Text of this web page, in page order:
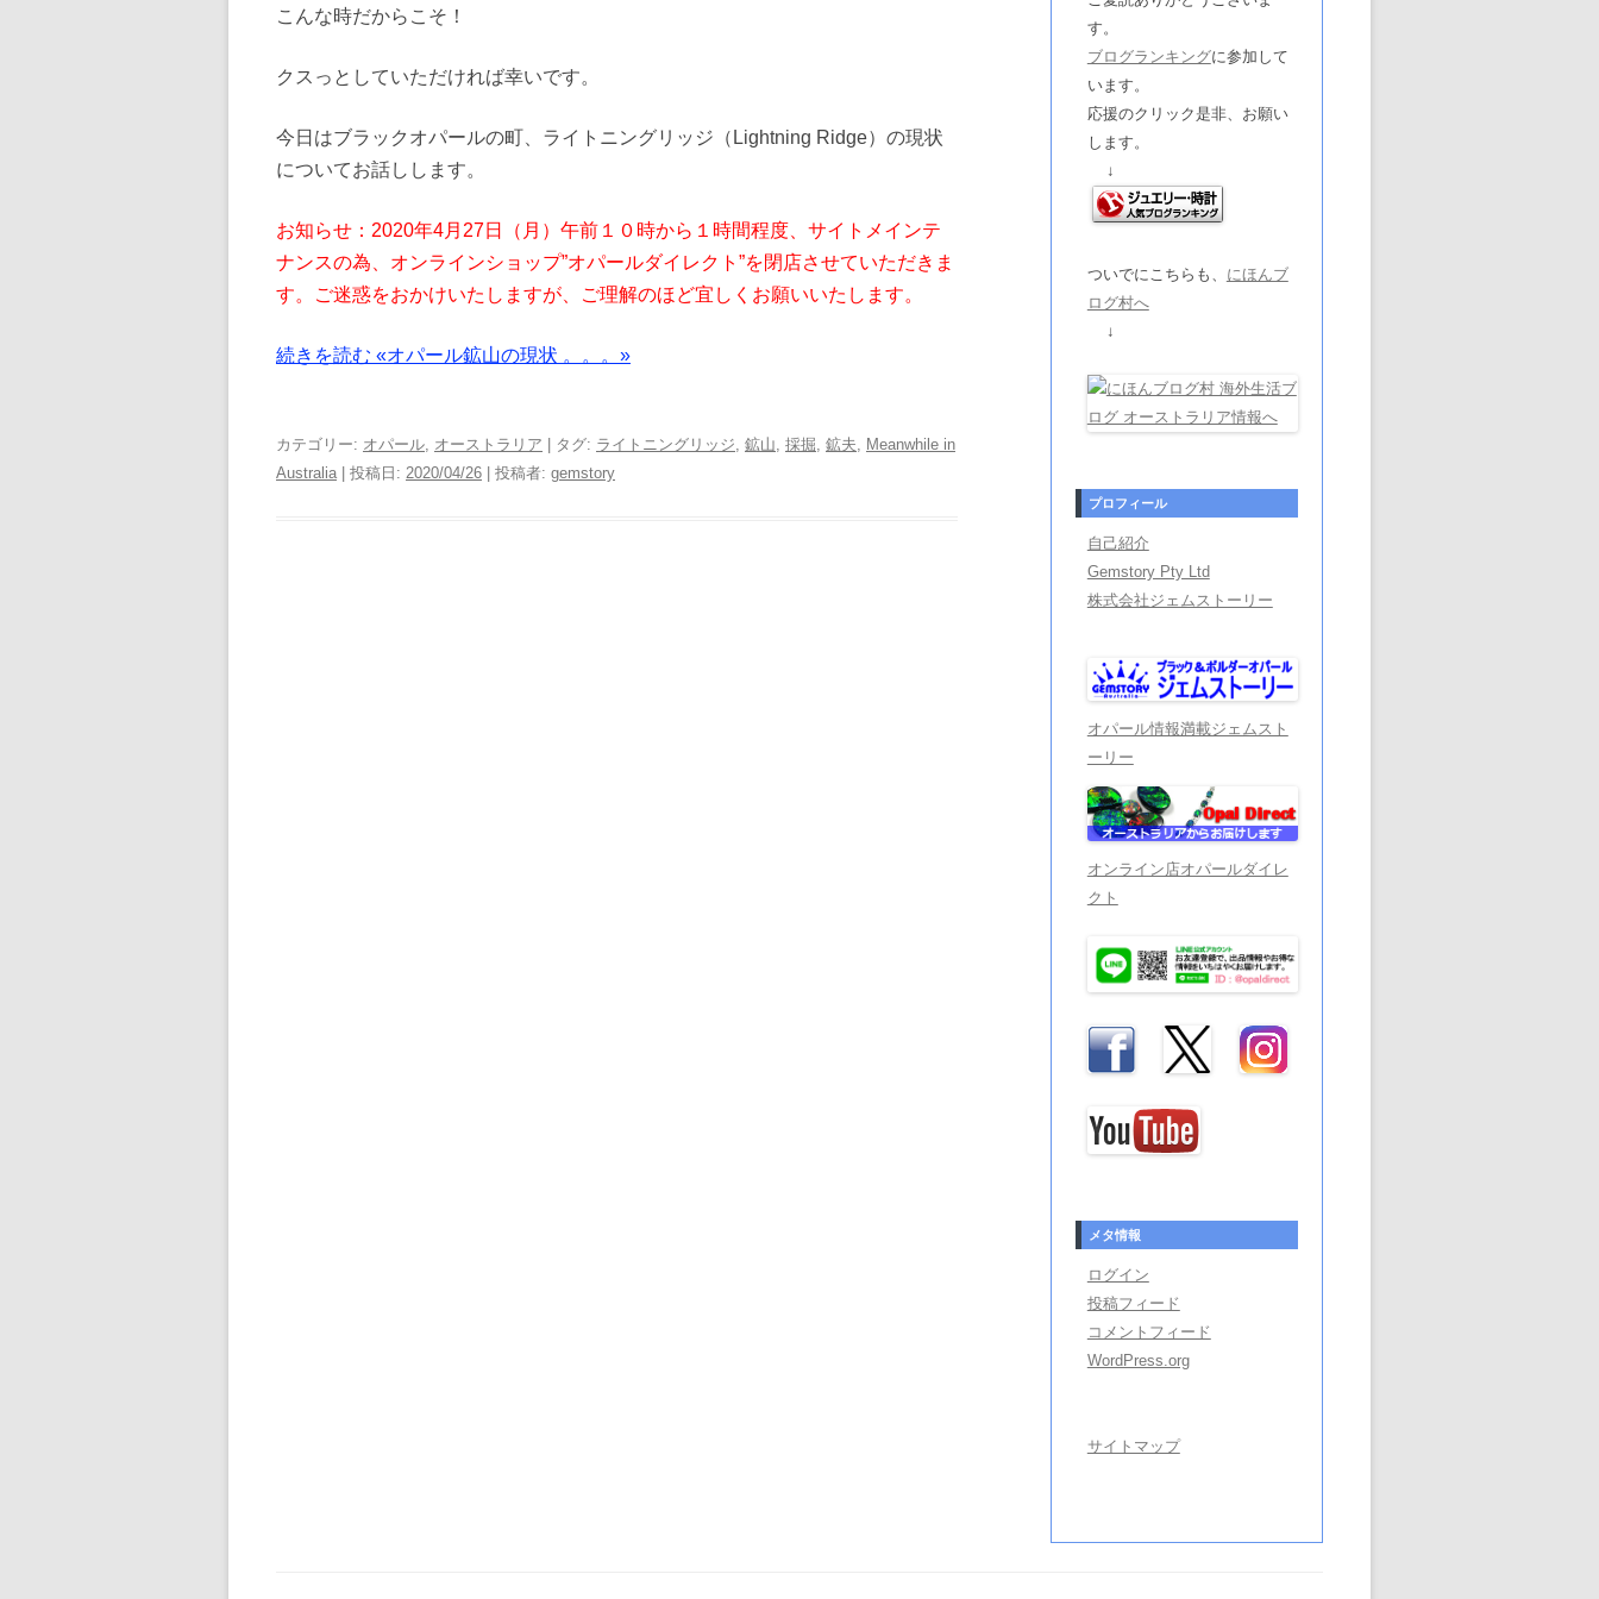
こんな時だからこそ！
クスっとしていただければ幸いです。
今日はブラックオパールの町、ライトニングリッジ（Lightning Ridge）の現状
についてお話しします。
お知らせ：2020年4月27日（月）午前１０時から１時間程度、サイトメインテ
ナンスの為、オンラインショップ”オパールダイレクト”を閉店させていただきま
す。ご迷惑をおかけいたしますが、ご理解のほど宜しくお願いいたします。
続きを読む «オパール鉱山の現状 。。。»
カテゴリー: オパール オーストラリア | タグ: ライトニングリッジ 鉱山 採掘 鉱夫
Meanwhile in
Australia | 投稿日: 2020/04/26 投稿者: gemstory
す。
ブログランキングに参加して
います。
応援のクリック是非、お願い
します。
↓
ついでにこちらも、 にほんブ
ログ村へ
↓
プロフィール
自己紹介
Gemstory Pty Ltd
株式会社ジェムストーリー
オパール情報満載ジェムスト
ーリー
オンライン店オパールダイレ
クト
メタ情報
ログイン
投稿フィード
コメントフィード
WordPress.org
サイトマップ